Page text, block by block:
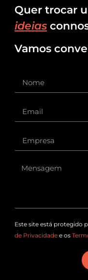
Quer trocar
ideias
Vamos
Este site está protegido
de Privacidade e os